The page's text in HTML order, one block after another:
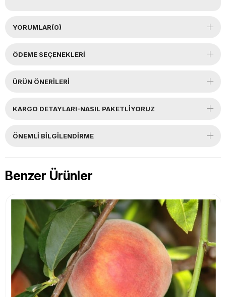
YORUMLAR(0)
ÖDEME SEÇENEKLERI
ÜRÜN ÖNERILERI
KARGO DETAYLARI-NASIL PAKETLİYORUZ
ÖNEMLI BILGILENDIRME
Benzer Ürünler